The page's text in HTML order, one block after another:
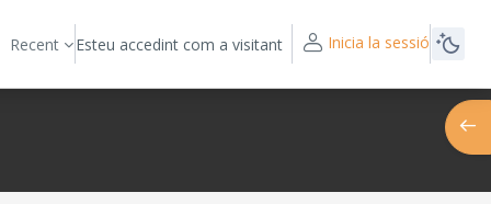
Recent Esteu accedint com a visitant Inicia la sessió